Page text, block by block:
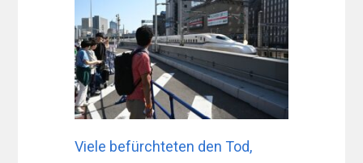
Viele befürchteten den Tod,